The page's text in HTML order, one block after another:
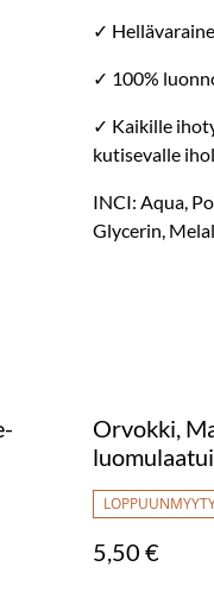
✓
✓ 100%
✓ Kaikille
kutisevalle
INCI: Aqua,
Glycerin,
Orvokki,
5,50 €